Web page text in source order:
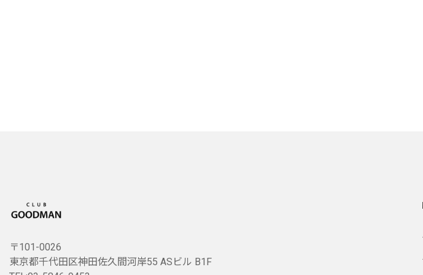
〒101-0026
東京都千代田区神田佐久間河岸55 ASビル B1F